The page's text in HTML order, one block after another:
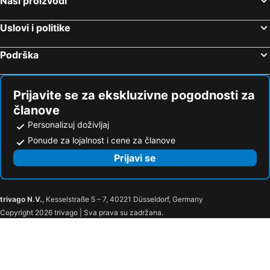
Uslovi i politike
Podrška
Prijavite se za ekskluzivne pogodnosti za
članove
Personalizuj doživljaj
Ponude za lojalnost i cene za članove
Prijavi se
trivago N.V., Kesselstraße 5 – 7, 40221 Düsseldorf, Germany
Copyright 2026 trivago | Sva prava su zadržana.